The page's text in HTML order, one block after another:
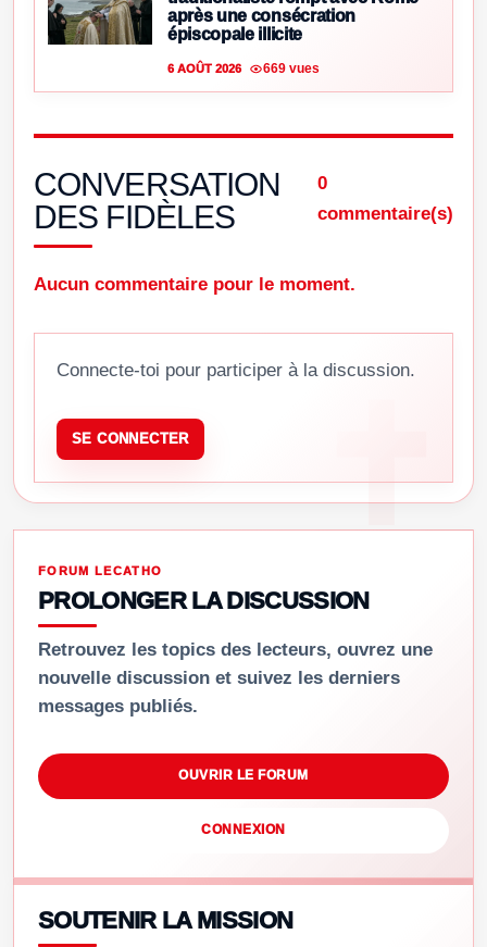
après une consécration
épiscopale illicite
6 AOÛT 2026 669 vues
CONVERSATION
DES FIDÈLES
0
commentaire(s)
Aucun commentaire pour le moment.
Connecte-toi pour participer à la discussion.
SE CONNECTER
FORUM LECATHO
PROLONGER LA DISCUSSION
Retrouvez les topics des lecteurs, ouvrez une
nouvelle discussion et suivez les derniers
messages publiés.
OUVRIR LE FORUM
CONNEXION
SOUTENIR LA MISSION